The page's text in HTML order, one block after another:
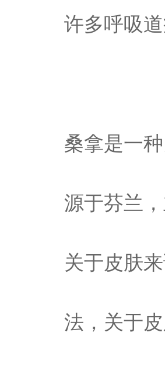
许多呼吸
桑拿是一
源于芬兰
关于皮肤
法，关于